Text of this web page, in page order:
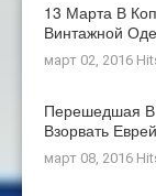
13 Марта В
Винтажной
март 02, 2016
Перешедшая В
Взорвать
март 08, 2016